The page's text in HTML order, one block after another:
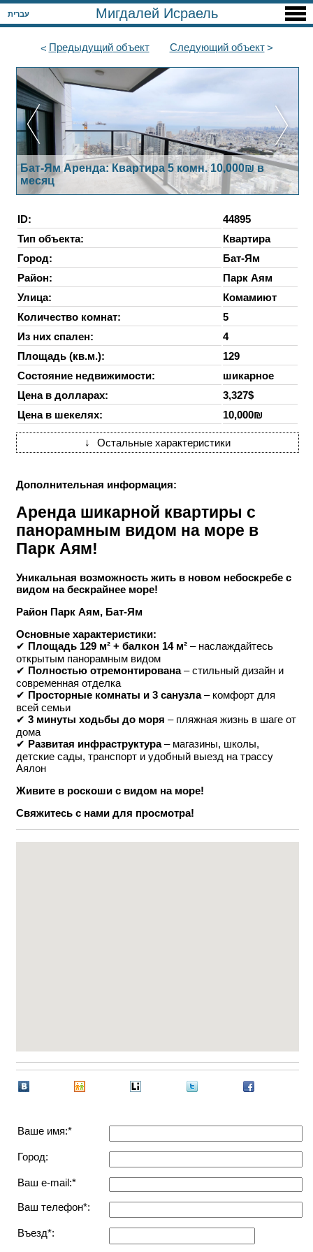
עברית Мигдалей Исраель
Предыдущийобъект Следующийобъект
Бат-Ям Аренда: Квартира 5 комн. 10,000₪ в
месяц
ID:
44895
Тип объекта:
Квартира
Город:
Бат-Ям
Район:
Парк Аям
Улица:
Комамиют
Количество комнат:
5
Из них спален:
4
Площадь (кв.м.):
129
Состояние недвижимости:
шикарное
Цена в долларах:
3,327$
Цена в шекелях:
10,000₪
↓ Остальные характеристики
Дополнительная информация:
Аренда шикарной квартиры с
панорамным видом на море в
Парк Аям!
Уникальная возможность жить в новом небоскребе с
видом на бескрайнее море!
Район Парк Аям, Бат-Ям
Основные характеристики:
✔ Площадь 129 м² + балкон 14 м² – наслаждайтесь
открытым панорамным видом
✔ Полностью отремонтирована– стильный дизайн и
современная отделка
✔ Просторные комнаты и 3 санузла– комфорт для
всей семьи
✔ 3 минуты ходьбы до моря – пляжная жизнь в шаге от
дома
✔ Развитая инфраструктура– магазины, школы,
детские сады, транспорт и удобный выезд на трассу
Аялон
Живите в роскоши с видом на море!
Свяжитесь с нами для просмотра!
Ваше имя:*
Город:
Ваш e-mail:*
Ваш телефон*:
Въезд*: